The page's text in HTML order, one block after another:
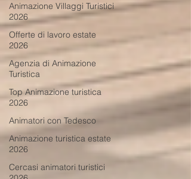
Animazione Villaggi Turistici
2026
Offerte di lavoro estate
2026
Agenzia di Animazione
Turistica
Top Animazione turistica
2026
Animatori con Tedesco
Animazione turistica estate
2026
Cercasi animatori turistici